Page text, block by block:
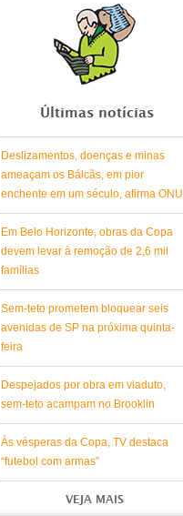
Últimas notícias
Deslizamentos, doenças e minas
ameaçam os Bálcãs, em pior
enchente em um século, afirma ONU
Em Belo Horizonte, obras da Copa
devem levar à remoção de 2,6 mil
famílias
Sem-teto prometem bloquear seis
avenidas de SP na próxima quinta-
feira
Despejados por obra em viaduto,
sem-teto acampam no Brooklin
Às vésperas da Copa, TV destaca
“futebol com armas”
VEJA MAIS